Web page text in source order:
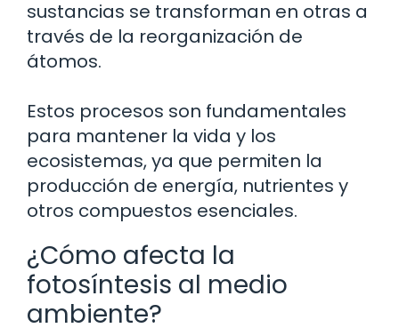
sustancias se transforman en otras a
través de la reorganización de
átomos.
Estos procesos son fundamentales
para mantener la vida y los
ecosistemas, ya que permiten la
producción de energía, nutrientes y
otros compuestos esenciales.
¿Cómo afecta la
fotosíntesis al medio
ambiente?